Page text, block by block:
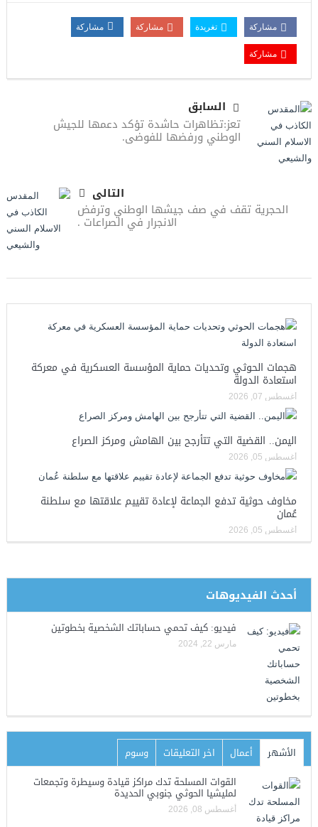
مشاركة تغريدة مشاركة مشاركة
مشاركة
السابق
تعز:تظاهرات حاشدة تؤكد دعمها للجيش
الوطني ورفضها للفوضى.
التالى
الحجرية تقف في صف جيشها الوطني وترفض
الانجرار في الصراعات .
هجمات الحوثي وتحديات حماية المؤسسة العسكرية في معركة
استعادة الدولة
أغسطس 07, 2026
اليمن.. القضية التي تتأرجح بين الهامش ومركز الصراع
أغسطس 05, 2026
مخاوف حوثية تدفع الجماعة لإعادة تقييم علاقتها مع سلطنة
عُمان
أغسطس 05, 2026
أحدث الفيديوهات
فيديو: كيف تحمي حساباتك الشخصية بخطوتين
مارس 22, 2024
الأشهر أعمال اخر التعليقات
وسوم
القوات المسلحة تدك مراكز قيادة وسيطرة وتجمعات
لمليشيا الحوثي جنوبي الحديدة
أغسطس 08, 2026